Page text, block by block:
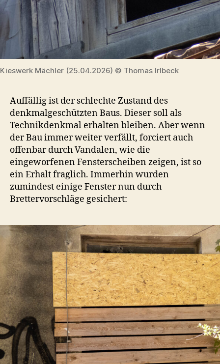
Kieswerk Mächler (25.04.2026) © Thomas Irlbeck
Auffällig ist der schlechte Zustand des
denkmalgeschützten Baus. Dieser soll als
Technikdenkmal erhalten bleiben. Aber wenn
der Bau immer weiter verfällt, forciert auch
offenbar durch Vandalen, wie die
eingeworfenen Fensterscheiben zeigen, ist so
ein Erhalt fraglich. Immerhin wurden
zumindest einige Fenster nun durch
Brettervorschläge gesichert: